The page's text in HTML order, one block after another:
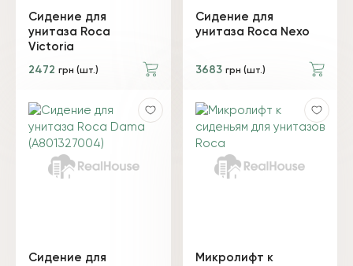
Сидение для
унитаза Roca
Victoria
2472 грн (шт.)
Сидение для
унитаза Roca Nexo
3683 грн (шт.)
Сидение для
Микролифт к